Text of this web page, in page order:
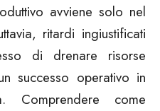
avviene solo nel
ritardi ingiustificati
di drenare risorse
successo operativo in
Comprendere come